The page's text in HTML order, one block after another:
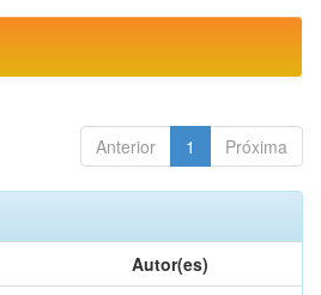
Anterior 1 Próxima
Autor(es)